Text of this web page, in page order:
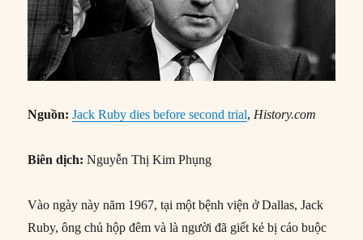
Nguồn: Jack Ruby dies before second trial,History.com
Biên dịch: Nguyễn Thị Kim Phụng
Vào ngày này năm 1967, tại một bệnh viện ở Dallas, Jack
Ruby, ông chủ hộp đêm và là người đã giết kẻ bị cáo buộc